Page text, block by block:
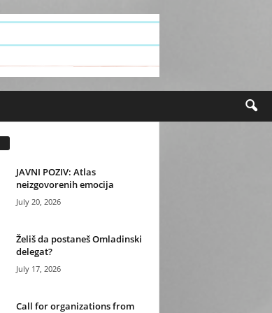
JAVNI POZIV: Atlas
neizgovorenih emocija
July 20, 2026
Želiš da postaneš Omladinski
delegat?
July 17, 2026
Call for organizations from